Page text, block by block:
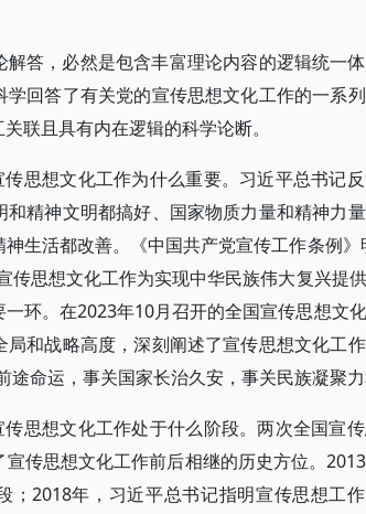
答，必然是包含丰富理论内容的逻辑统一
回答了有关党的宣传思想文化工作的一系列
联且具有内在逻辑的科学论断。
思想文化工作为什么重要。习近平总书记
精神文明都搞好、国家物质力量和精神力
生活都改善。《中国共产党宣传工作条例》
传思想文化工作为实现中华民族伟大复兴提
环。在2023年10月召开的全国宣传思想文
和战略高度，深刻阐述了宣传思想文化工
命运，事关国家长治久安，事关民族凝聚力
思想文化工作处于什么阶段。两次全国宣
传思想文化工作前后相继的历史方位。
；2018年，习近平总书记指明宣传思想工